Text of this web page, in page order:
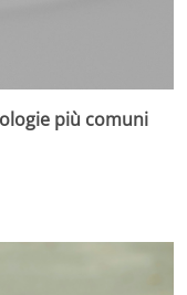
più comuni